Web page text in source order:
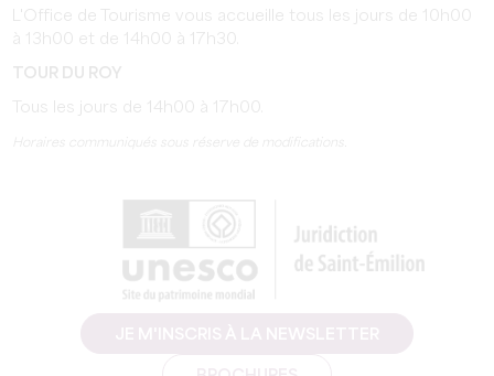
L'Office de Tourisme vous accueille tous les jours de 10h00
à 13h00 et de 14h00 à 17h30.
TOUR DU ROY
Tous les jours de 14h00 à 17h00.